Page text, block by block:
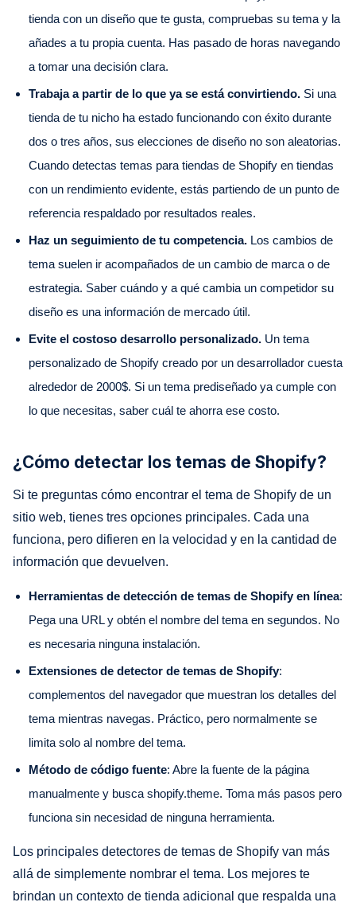
tienda con un diseño que te gusta, compruebas su tema y la
añades a tu propia cuenta. Has pasado de horas navegando
a tomar una decisión clara.
Trabaja a partir de lo que ya se está convirtiendo. Si una
tienda de tu nicho ha estado funcionando con éxito durante
dos o tres años, sus elecciones de diseño no son aleatorias.
Cuando detectas temas para tiendas de Shopify en tiendas
con un rendimiento evidente, estás partiendo de un punto de
referencia respaldado por resultados reales.
Haz un seguimiento de tu competencia. Los cambios de
tema suelen ir acompañados de un cambio de marca o de
estrategia. Saber cuándo y a qué cambia un competidor su
diseño es una información de mercado útil.
Evite el costoso desarrollo personalizado. Un tema
personalizado de Shopify creado por un desarrollador cuesta
alrededor de 2000$. Si un tema prediseñado ya cumple con
lo que necesitas, saber cuál te ahorra ese costo.
¿Cómo detectar los temas de Shopify?
Si te preguntas cómo encontrar el tema de Shopify de un
sitio web, tienes tres opciones principales. Cada una
funciona, pero difieren en la velocidad y en la cantidad de
información que devuelven.
Herramientas de detección de temas de Shopify en línea:
Pega una URL y obtén el nombre del tema en segundos. No
es necesaria ninguna instalación.
Extensiones de detector de temas de Shopify:
complementos del navegador que muestran los detalles del
tema mientras navegas. Práctico, pero normalmente se
limita solo al nombre del tema.
Método de código fuente: Abre la fuente de la página
manualmente y busca shopify.theme. Toma más pasos pero
funciona sin necesidad de ninguna herramienta.
Los principales detectores de temas de Shopify van más
allá de simplemente nombrar el tema. Los mejores te
brindan un contexto de tienda adicional que respalda una